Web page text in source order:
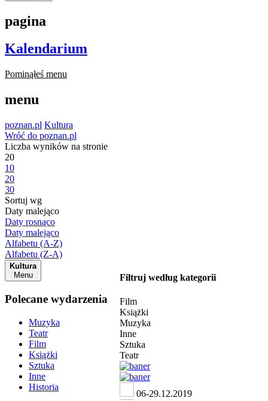
pagina
Kalendarium
Pominąłeś menu
menu
poznan.pl Kultura
Wróć do poznan.pl
Liczba wyników na stronie
20
10
20
30
Sortuj wg
Daty malejąco
Daty rosnąco
Daty malejąco
Alfabetu (A-Z)
Alfabetu (Z-A)
Kultura
Menu
Polecane wydarzenia
Muzyka
Teatr
Film
Książki
Sztuka
Inne
Historia
Filtruj według kategorii
Film
Książki
Muzyka
Inne
Sztuka
Teatr
06-29.12.2019